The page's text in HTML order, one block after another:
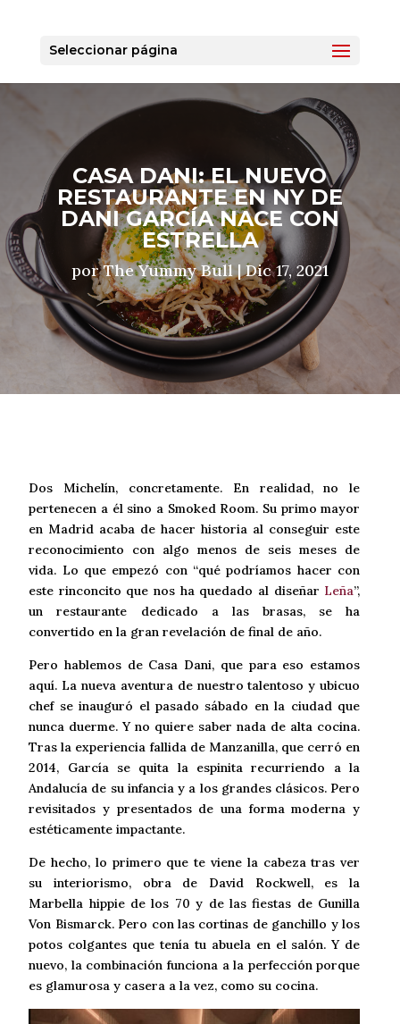
Seleccionar página
CASA DANI: EL NUEVO
RESTAURANTE EN NY DE
DANI GARCÍA NACE CON
ESTRELLA
porThe Yummy Bull|Dic 17, 2021
Dos Michelín, concretamente. En realidad, no le
pertenecen a él sino a Smoked Room. Su primo mayor
en Madrid acaba de hacer historia al conseguir este
reconocimiento con algo menos de seis meses de
vida. Lo que empezó con “qué podríamos hacer con
este rinconcito que nos ha quedado al diseñar Leña”,
un restaurante dedicado a las brasas, se ha
convertido en la gran revelación de final de año.
Pero hablemos de Casa Dani, que para eso estamos
aquí. La nueva aventura de nuestro talentoso y ubicuo
chef se inauguró el pasado sábado en la ciudad que
nunca duerme. Y no quiere saber nada de alta cocina.
Tras la experiencia fallida de Manzanilla, que cerró en
2014, García se quita la espinita recurriendo a la
Andalucía de su infancia y a los grandes clásicos. Pero
revisitados y presentados de una forma moderna y
estéticamente impactante.
De hecho, lo primero que te viene la cabeza tras ver
su interiorismo, obra de David Rockwell, es la
Marbella hippie de los 70 y de las fiestas de Gunilla
Von Bismarck. Pero con las cortinas de ganchillo y los
potos colgantes que tenía tu abuela en el salón. Y de
nuevo, la combinación funciona a la perfección porque
es glamurosa y casera a la vez, como su cocina.